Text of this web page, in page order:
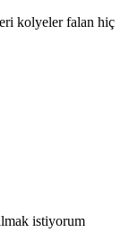
kolyeler falan hiç
istiyorum